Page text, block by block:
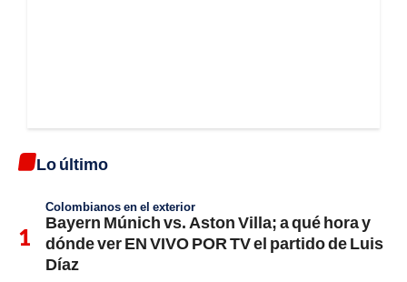
Lo último
Colombianos en el exterior
Bayern Múnich vs. Aston Villa; a qué hora y
dónde ver EN VIVO POR TV el partido de Luis
Díaz